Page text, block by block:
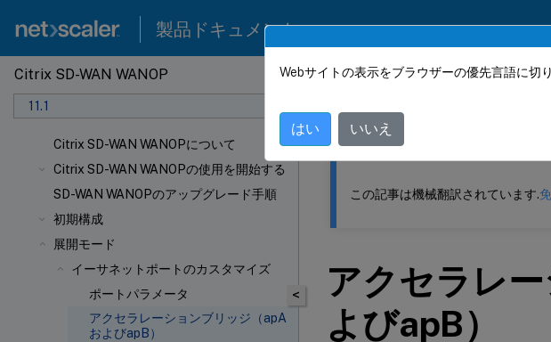
製品ドキュメント
Citrix SD-WAN WANOP
11.1
Citrix SD-WAN WANOPについて
Citrix SD-WAN WANOPの使用を開始する
SD-WAN WANOPのアップグレード手順
初期構成
展開モード
イーサネットポートのカスタマイズ
ポートパラメータ
アクセラレーションブリッジ（apA
およびapB）
このコンテンツは動的に機械翻訳されていま
Citrix SD-WAN WANOP
<
この記事は機械翻訳されています.
アクセラレ
よびapB）
Webサイトの表示をブラウザーの優先言語に切
はい いいえ